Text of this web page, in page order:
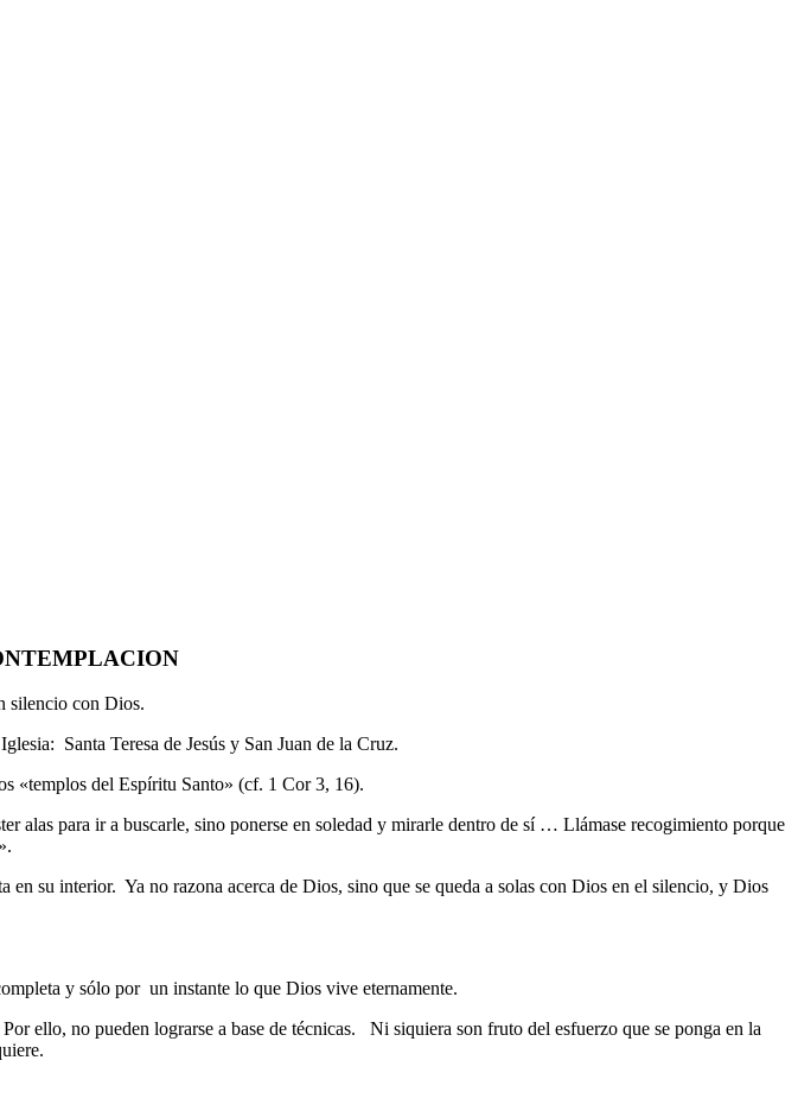
silencio con Dios.
Santa Teresa de Jesús y San Juan de la Cruz.
«templos del Espíritu Santo» (cf. 1 Cor 3, 16).
alas para ir a buscarle, sino ponerse en soledad y mirarle dentro de sí … Llámase recogimiento porque
su interior. Ya no razona acerca de Dios, sino que se queda a solas con Dios en el silencio, y Dios
y sólo por un instante lo que Dios vive eternamente.
ello, no pueden lograrse a base de técnicas. Ni siquiera son fruto del esfuerzo que se ponga en la